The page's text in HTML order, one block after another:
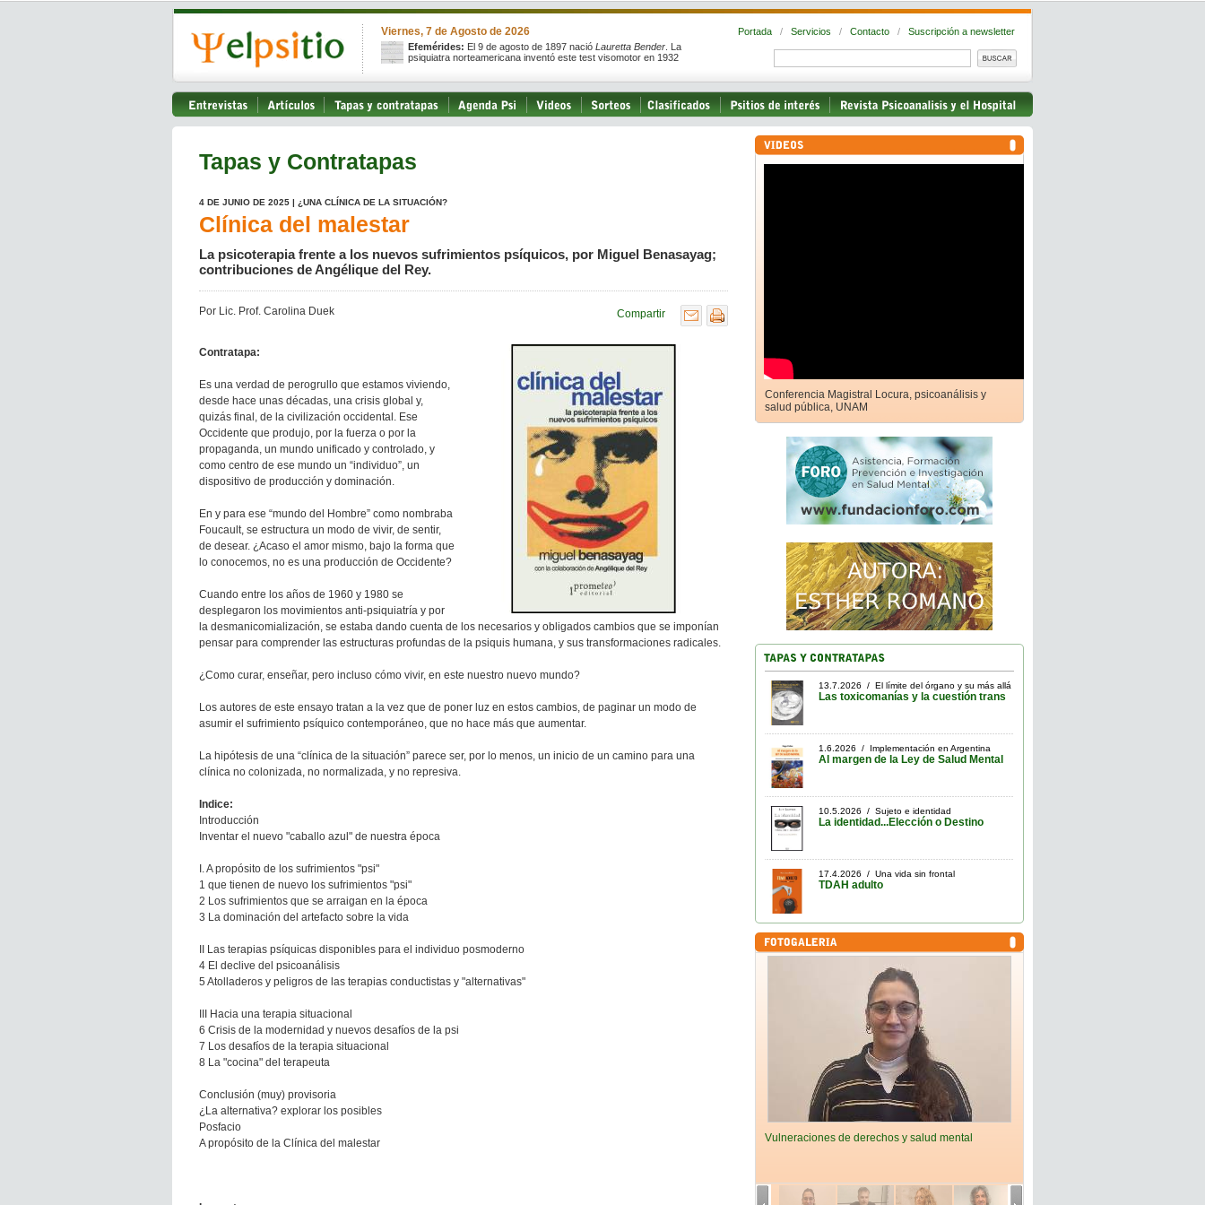
Viernes, 7 de Agosto de 2026
Efemérides: El 9 de agosto de 1897 nació Lauretta Bender . La
psiquiatra norteamericana inventó este test visomotor en 1932
Portada / Servicios / Contacto / Suscripción a newsletter
Tapas y Contratapas
4 DE JUNIO DE 2025 | ¿UNA CLÍNICA DE LA SITUACIÓN?
Clínica del malestar
La psicoterapia frente a los nuevos sufrimientos psíquicos, por Miguel Benasayag;
contribuciones de Angélique del Rey.
Por Lic. Prof. Carolina Duek Compartir
Contratapa:
Es una verdad de perogrullo que estamos viviendo,
desde hace unas décadas, una crisis global y,
quizás final, de la civilización occidental. Ese
Occidente que produjo, por la fuerza o por la
propaganda, un mundo unificado y controlado, y
como centro de ese mundo un “individuo”, un
dispositivo de producción y dominación.
En y para ese “mundo del Hombre” como nombraba
Foucault, se estructura un modo de vivir, de sentir,
de desear. ¿Acaso el amor mismo, bajo la forma que
lo conocemos, no es una producción de Occidente?
Cuando entre los años de 1960 y 1980 se
desplegaron los movimientos anti-psiquiatría y por
la desmanicomialización, se estaba dando cuenta de los necesarios y obligados cambios que se imponían
pensar para comprender las estructuras profundas de la psiquis humana, y sus transformaciones radicales.
¿Como curar, enseñar, pero incluso cómo vivir, en este nuestro nuevo mundo?
Los autores de este ensayo tratan a la vez que de poner luz en estos cambios, de paginar un modo de
asumir el sufrimiento psíquico contemporáneo, que no hace más que aumentar.
La hipótesis de una “clínica de la situación” parece ser, por lo menos, un inicio de un camino para una
clínica no colonizada, no normalizada, y no represiva.
Indice:
​Introducción
Inventar el nuevo "caballo azul" de nuestra época
I. A propósito de los sufrimientos "psi"
1 que tienen de nuevo los sufrimientos "psi"
2 Los sufrimientos que se arraigan en la época
3 La dominación del artefacto sobre la vida
II Las terapias psíquicas disponibles para el individuo posmoderno
4 El declive del psicoanálisis
5 Atolladeros y peligros de las terapias conductistas y "alternativas"
III Hacia una terapia situacional
6 Crisis de la modernidad y nuevos desafíos de la psi
7 Los desafíos de la terapia situacional
8 La "cocina" del terapeuta
Conclusión (muy) provisoria
¿La alternativa? explorar los posibles
Posfacio
A propósito de la Clínica del malestar
Conferencia Magistral Locura, psicoanálisis y
salud pública, UNAM
13.7.2026 / El límite del órgano y su más allá
Las toxicomanías y la cuestión trans
1.6.2026 / Implementación en Argentina
Al margen de la Ley de Salud Mental
10.5.2026 / Sujeto e identidad
La identidad...Elección o Destino
17.4.2026 / Una vida sin frontal
TDAH adulto
Vulneraciones de derechos y salud mental